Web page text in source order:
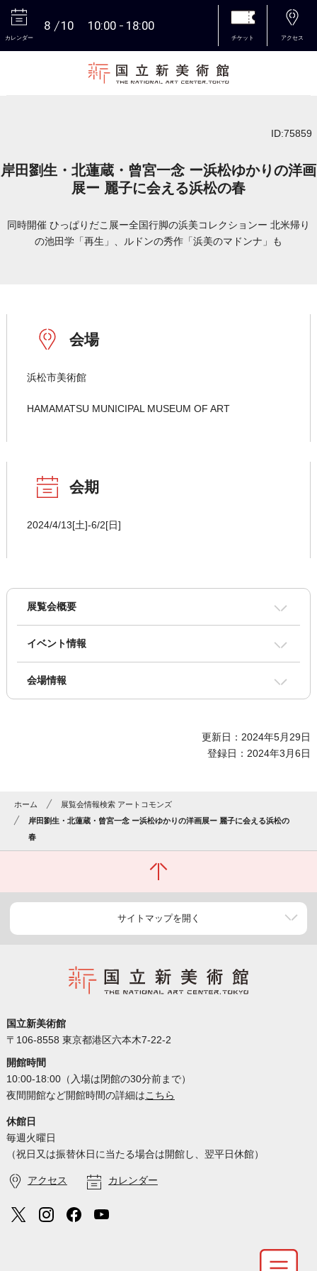
カレンダー
8 10 10:00 18:00
チケット アクセス
ID:75859
岸田劉生・北蓮蔵・曾宮一念 ー浜松ゆかりの洋画
展ー 麗子に会える浜松の春
同時開催 ひっぱりだこ展ー全国行脚の浜美コレクションー 北米帰り
の池田学「再生」、ルドンの秀作「浜美のマドンナ」も
会場
浜松市美術館
HAMAMATSU MUNICIPAL MUSEUM OF ART
会期
2024/4/13[土]-6/2[日]
展覧会概要
イベント情報
会場情報
更新日：2024年5月29日
登録日：2024年3月6日
ホーム
展覧会情報検索 アートコモンズ
岸田劉生・北蓮蔵・曾宮一念 ー浜松ゆかりの洋画展ー 麗子に会える浜松の
春
サイトマップを開く
国立新美術館
〒106-8558 東京都港区六本木7-22-2
開館時間
10:00-18:00（入場は閉館の30分前まで）
夜間開館など開館時間の詳細はこちら
休館日
毎週火曜日
（祝日又は振替休日に当たる場合は開館し、翌平日休館）
アクセス カレンダー